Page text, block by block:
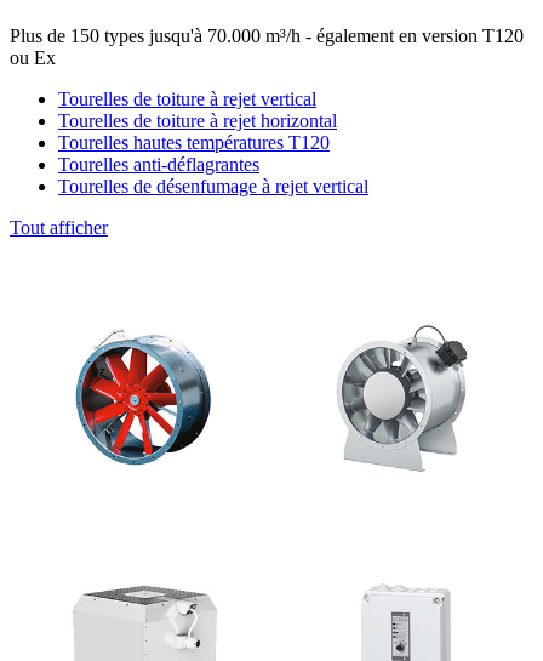
Plus de 150 types jusqu'à 70.000 m³/h - également en version T120
ou Ex
Tourelles de toiture à rejet vertical
Tourelles de toiture à rejet horizontal
Tourelles hautes températures T120
Tourelles anti-déflagrantes
Tourelles de désenfumage à rejet vertical
Tout afficher